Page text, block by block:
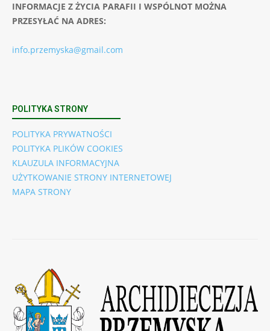
INFORMACJE Z ŻYCIA PARAFII I WSPÓLNOT MOŻNA
PRZESYŁAĆ NA ADRES:
info.przemyska@gmail.com
POLITYKA STRONY
POLITYKA PRYWATNOŚCI
POLITYKA PLIKÓW COOKIES
KLAUZULA INFORMACYJNA
UŻYTKOWANIE STRONY INTERNETOWEJ
MAPA STRONY